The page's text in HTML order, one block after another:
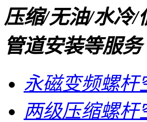
压缩/无油/水冷/
管道安装等服务
永磁变频螺杆
两级压缩螺杆